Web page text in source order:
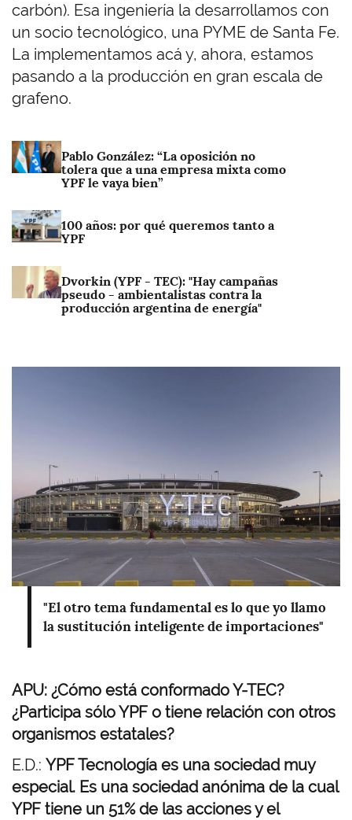
carbón). Esa ingeniería la desarrollamos con
un socio tecnológico, una PYME de Santa Fe.
La implementamos acá y, ahora, estamos
pasando a la producción en gran escala de
grafeno.
m
e
n
Pablo González: “La oposición no
tolera que a una empresa mixta como
YPF le vaya bien”
I
m
g
n
100 años: por qué queremos tanto a
YPF
Dvorkin (YPF - TEC): "Hay campañas
pseudo - ambientalistas contra la
producción argentina de energía"
"El otro tema fundamental es lo que yo llamo
la sustitución inteligente de importaciones"
APU: ¿Cómo está conformado Y-TEC?
¿Participa sólo YPF o tiene relación con otros
organismos estatales?
E.D.: YPF Tecnología es una sociedad muy
especial. Es una sociedad anónima de la cual
YPF tiene un 51% de las acciones y el